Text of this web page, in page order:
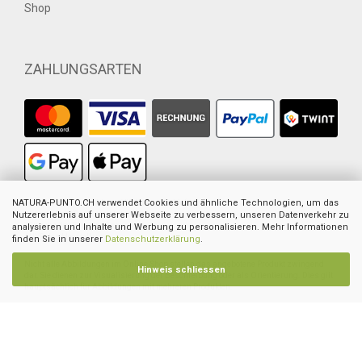
NATURA-PUNTO.CH verwendet Cookies und ähnliche Technologien, um das
Nutzererlebnis auf unserer Webseite zu verbessern, unseren Datenverkehr zu
analysieren und Inhalte und Werbung zu personalisieren. Mehr Informationen
finden Sie in unserer Datenschutzerklärung.
Hinweis schliessen
ZAHLUNGSARTEN
1Ehemaliger empfohlener VK des europ. Lieferanten
2Ehemaliger Preis von Natura-Punto
Summe der Einzelpreise
4 UVP des Herstellers
Nicht alle Abbildungen im Online-Shop stellen das angebotene Produkt zwingend
dar. Sie dienen zur Visualisierung der Beschreibung oder als Orientierung. Dies gilt
hauptsächlich für Abbildungen mit mehreren Produkten.